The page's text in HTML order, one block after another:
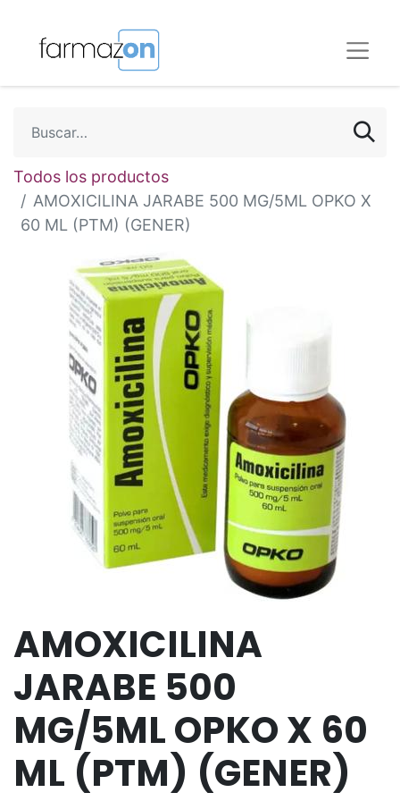
Todos los productos
AMOXICILINA JARABE 500 MG/5ML OPKO X
60 ML (PTM) (GENER)
AMOXICILINA
JARABE 500
MG/5ML OPKO X 60
ML (PTM) (GENER)